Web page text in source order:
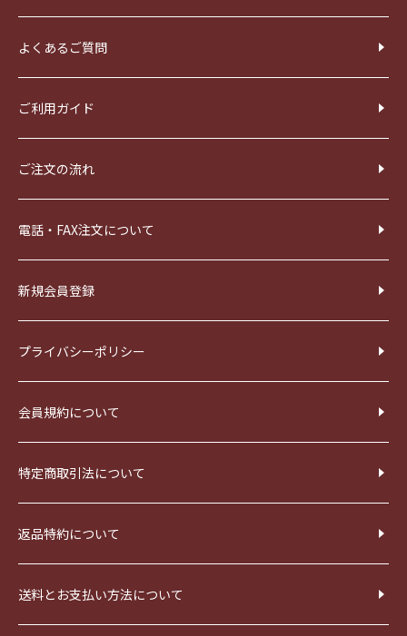
よくあるご質問
ご利用ガイド
ご注文の流れ
電話・FAX注文について
新規会員登録
プライバシーポリシー
会員規約について
特定商取引法について
返品特約について
送料とお支払い方法について